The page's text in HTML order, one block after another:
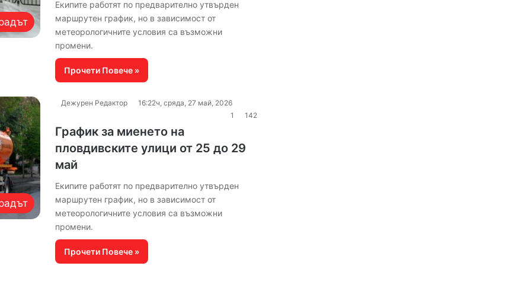
Екипите работят по предварително утвърден
маршрутен график, но в зависимост от
метеорологичните условия са възможни
промени.
Прочети Повече »
Дежурен Редактор
16:22ч, сряда, 27 май, 2026
1
142
График за миенето на
пловдивските улици от 25 до 29
май
Екипите работят по предварително утвърден
маршрутен график, но в зависимост от
метеорологичните условия са възможни
промени.
Прочети Повече »